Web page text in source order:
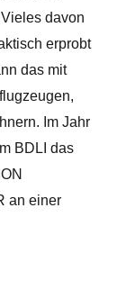
davon
erprobt
das mit
Im Jahr
BDLI das
an einer